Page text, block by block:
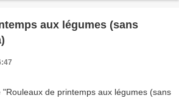
aux légumes (sans